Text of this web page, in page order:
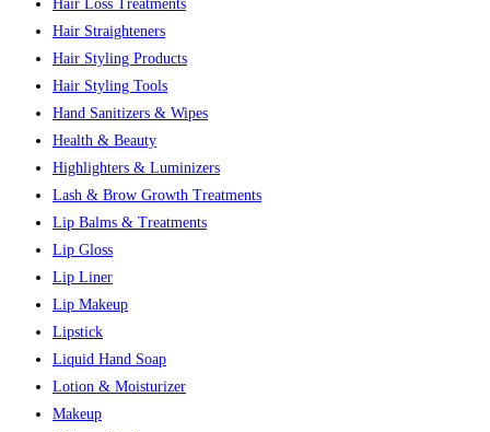
Hair Loss Treatments
Hair Straighteners
Hair Styling Products
Hair Styling Tools
Hand Sanitizers & Wipes
Health & Beauty
Highlighters & Luminizers
Lash & Brow Growth Treatments
Lip Balms & Treatments
Lip Gloss
Lip Liner
Lip Makeup
Lipstick
Liquid Hand Soap
Lotion & Moisturizer
Makeup